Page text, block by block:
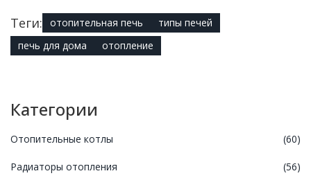
Теги: отопительная печь
типы печей
печь для дома
отопление
Категории
Отопительные котлы (60)
Радиаторы отопления (56)